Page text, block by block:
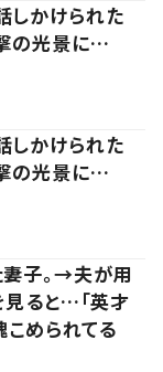
かけられた
の光景に…
かけられた
の光景に…
子。→夫が用
ると…「英才
められてる